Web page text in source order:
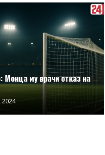
Монца му врачи отказ на